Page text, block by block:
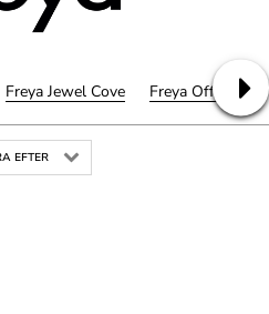
Freya Jewel Cove Freya Offbeat
EFTER